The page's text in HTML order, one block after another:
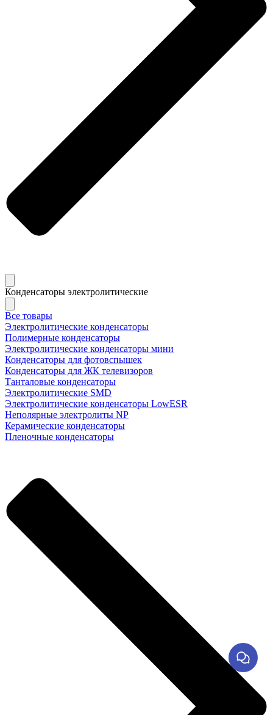
Конденсаторы электролитические
Все товары
Электролитические конденсаторы
Полимерные конденсаторы
Электролитические конденсаторы мини
Конденсаторы для фотовспышек
Конденсаторы для ЖК телевизоров
Танталовые конденсаторы
Электролитические SMD
Электролитические конденсаторы LowESR
Неполярные электролиты NP
Керамические конденсаторы
Пленочные конденсаторы